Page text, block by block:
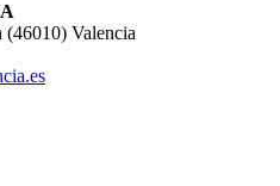
(46010) Valencia